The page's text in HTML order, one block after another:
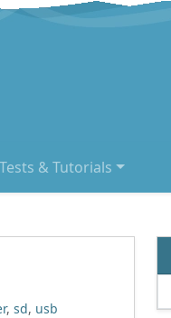
Tests & Tutorials
, sd, usb